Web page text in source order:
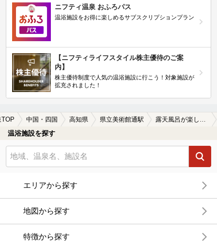
ニフティ温泉 おふろパス
温浴施設をお得に楽しめるサブスクリプションプラン
【ニフティライフスタイル株主優待のご案
内】
株主優待制度で人気の温浴施設に行こう！対象施設が
拡充されました！
TOP 中国・四国 高知県 県立美術館通駅
温浴施設を探す
エリアから探す
地図から探す
特徴から探す